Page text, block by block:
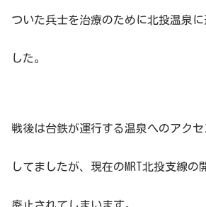
ついた兵士を治療のために北投温泉
した。
戦後は台鉄が運行する温泉へのアク
してましたが、現在のMRT北投支線の